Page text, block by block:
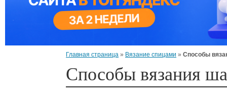
Главная страница » Вязание спицами » Способы
Способы вязания